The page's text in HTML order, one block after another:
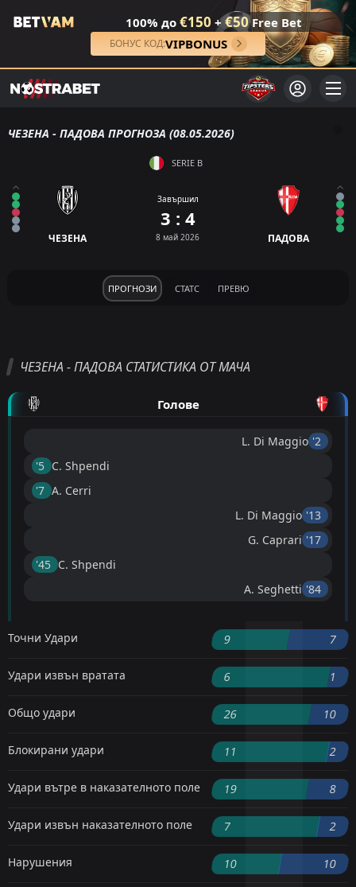
100% до €150 + €50Free Bet
БОНУС КОД:VIPBONUS
ЧЕЗЕНА - ПАДОВА ПРОГНОЗА (08.05.2026)
SERIE B
ЧЕЗЕНА
Завършил
3 : 4
8 май 2026 ПАДОВА
ПРОГНОЗИ СТАТС ПРЕВЮ
ЧЕЗЕНА - ПАДОВА СТАТИСТИКА ОТ МАЧА
Голове
L. Di Maggio '2 ︎
'5 ︎ C. Shpendi
'7 ︎ A. Cerri
L. Di Maggio '13 ︎
G. Caprari '17 ︎
'45 ︎ C. Shpendi
A. Seghetti '84 ︎
Точни Удари 9 7
Удари извън вратата 6 1
Общо удари 26 10
Блокирани удари 11 2
Удари вътре в наказателното поле 19 8
Удари извън наказателното поле 7 2
Нарушения 10 10